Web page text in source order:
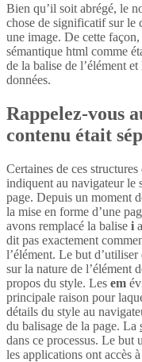
Bien qu’il soit abrégé, le
chose de significatif sur le
une image. De cette
sémantique html comme
de la balise de l’élément
données.
Rappelez-vous
contenu était
Certaines de ces
indiquent au navigateur le
page. Depuis un moment
la mise en forme d’une
avons remplacé la balise i
dit pas exactement
l’élément. Le but d’utiliser
sur la nature de l’élément
propos du style. Les em
principale raison pour
détails du style au
du balisage de la page. La
dans ce processus. Le but
les applications ont accès